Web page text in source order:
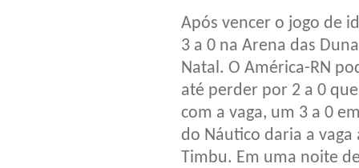
Após vencer o jogo de
3 a 0 na Arena das
Natal. O América-RN
até perder por 2 a 0
com a vaga, um 3 a 0
do Náutico daria a vaga
Timbu. Em uma noite